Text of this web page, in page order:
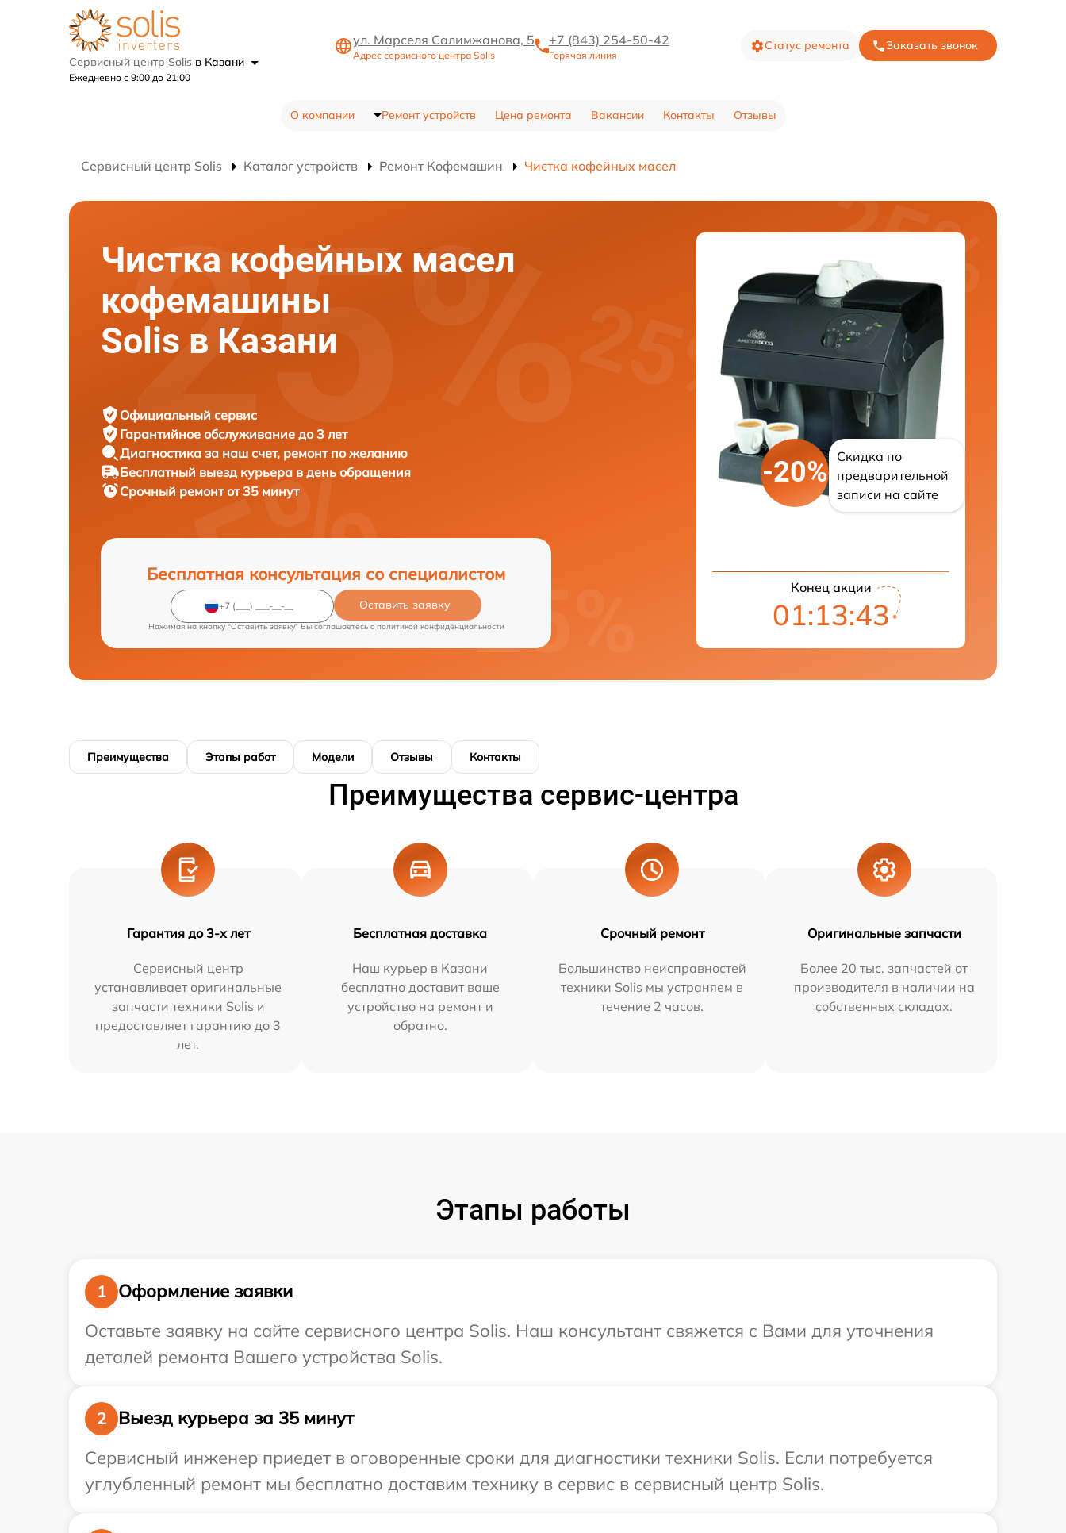
Сервисный центр Solis в Казани
Ежедневно с 9:00 до 21:00
ул. Марселя Салимжанова, 5
Адрес сервисного центра Solis
+7 (843) 254-50-42
Горячая линия
Статус ремонта Заказать звонок
О компании Ремонт устройств Цена ремонта Вакансии Контакты Отзывы
Сервисный центр Solis Каталог устройств Ремонт Кофемашин Чистка кофейных масел
Чистка кофейных масел
кофемашины
Solis в Казани
Официальный сервис
Гарантийное обслуживание до 3 лет
Диагностика за наш счет, ремонт по желанию
Бесплатный выезд курьера в день обращения
Срочный ремонтот 35 минут
Бесплатная консультация со специалистом
Оставить заявку
Нажимая на кнопку "Оставить заявку" Вы соглашаетесь c политикой конфиденциальности
-20%
Скидка по
предварительной
записи на сайте
Конец акции
01:13:42
Преимущества Этапы работ Модели Отзывы Контакты
Преимущества сервис-центра
Гарантия до 3-х лет
Сервисный центр
устанавливает оригинальные
запчасти техники Solis и
предоставляет гарантию до 3
лет.
Бесплатная доставка
Наш курьер в Казани
бесплатно доставит ваше
устройство на ремонт и
обратно.
Срочный ремонт
Большинство неисправностей
техники Solis мы устраняем в
течение 2 часов.
Оригинальные запчасти
Более 20 тыс. запчастей от
производителя в наличии на
собственных складах.
Этапы работы
1
Оформление заявки
Оставьте заявку на сайте сервисного центра Solis. Наш консультант свяжется с Вами для уточнения
деталей ремонта Вашего устройства Solis.
2
Выезд курьера за 35 минут
Сервисный инженер приедет в оговоренные сроки для диагностики техники Solis. Если потребуется
углубленный ремонт мы бесплатно доставим технику в сервис в сервисный центр Solis.